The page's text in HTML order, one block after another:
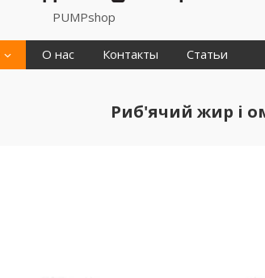
PUMPshop
О нас Контакты Статьи
Риб'ячий жир і